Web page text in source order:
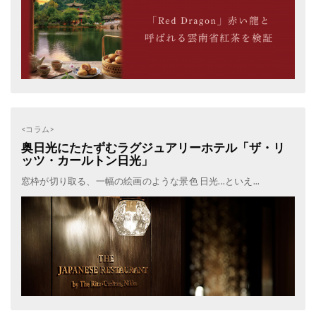
<コラム>
奥日光にたたずむラグジュアリーホテル「ザ・リ
ッツ・カールトン日光」
窓枠が切り取る、一幅の絵画のような景色 日光...といえ...